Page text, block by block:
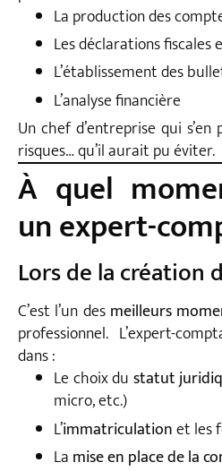
La production des
Les déclarations fiscales
L’établissement des
L’analyse financière
Un chef d’entreprise qui
risques… qu’il aurait pu éviter.
À quel
un expert-
Lors de la création
C’est l’un des meilleurs
professionnel. L’expert-
dans :
Le choix du statut
micro, etc.)
L’immatriculationet les
La mise en place de la